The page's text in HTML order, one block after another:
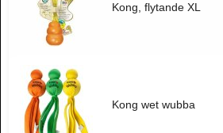
Kong, flytande XL
Kong wet wubba